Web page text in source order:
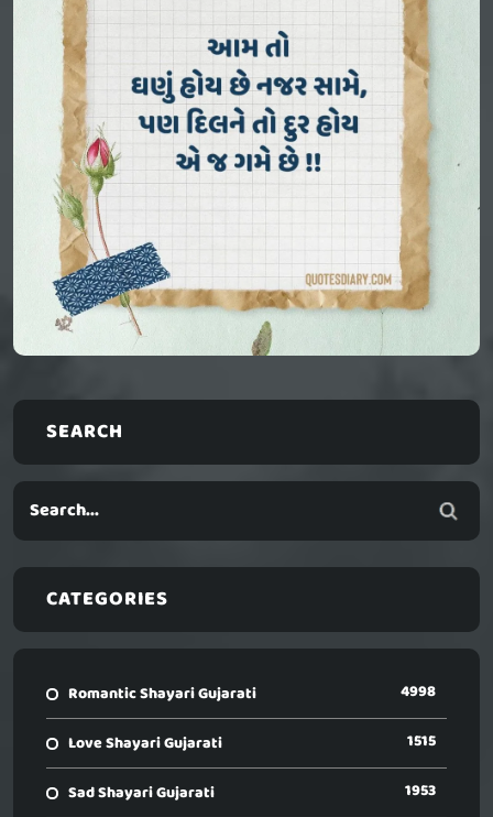
SEARCH
CATEGORIES
Romantic Shayari Gujarati 4998
Love Shayari Gujarati 1515
Sad Shayari Gujarati 1953